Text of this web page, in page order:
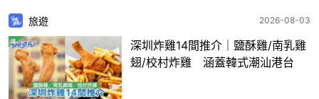
旅遊 2026-08-03
深圳炸雞14間推介｜鹽酥雞/南乳雞
翅/校村炸雞 涵蓋韓式潮汕港台